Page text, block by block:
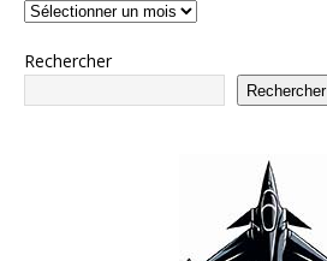
Rechercher
Rechercher